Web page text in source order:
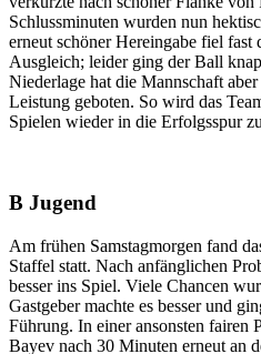
Schlussminuten wurden nun
erneut schöner Hereingabe fiel fast
Ausgleich; leider ging der Ball
Niederlage hat die Mannschaft
Leistung geboten. So wird das
Spielen wieder in die Erfolgsspur
B Jugend
Am frühen Samstagmorgen fand
Staffel statt. Nach anfänglichen
besser ins Spiel. Viele Chancen
Gastgeber machte es besser und
Führung. In einer ansonsten fairen
Bayev nach 30 Minuten erneut an